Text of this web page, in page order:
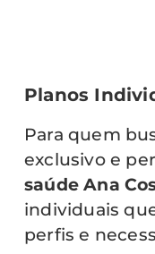
Planos
Para quem
exclusivo e
saúde Ana
individuais
perfis e